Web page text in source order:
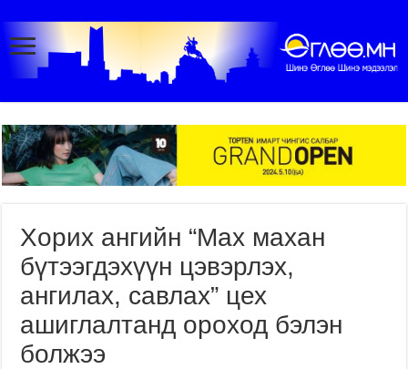
Хорих ангийн “Мах махан
бүтээгдэхүүн цэвэрлэх,
ангилах, савлах” цех
ашиглалтанд ороход бэлэн
болжээ